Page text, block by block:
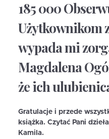
185 000
Użytkownikom
wypada mi
Magdalena
że ich
Gratulacje i przede
książka. Czytać Pani
Kamila.